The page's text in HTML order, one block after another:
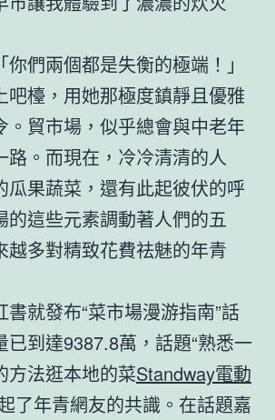
們兩個都是失衡的極端！」
吧檯，用她那極度鎮靜且優雅
。貿市場，似乎總會與中老年
路。而現在，冷冷清清的人
瓜果蔬菜，還有此起彼伏的呼
的這些元素調動著人們的五
越多對精致花費祛魅的年青
書就發布“菜市場漫游指南”話
已到達9387.8萬，話題“熟悉一
方法逛本地的菜Standway電動
了年青網友的共識。在話題嘉